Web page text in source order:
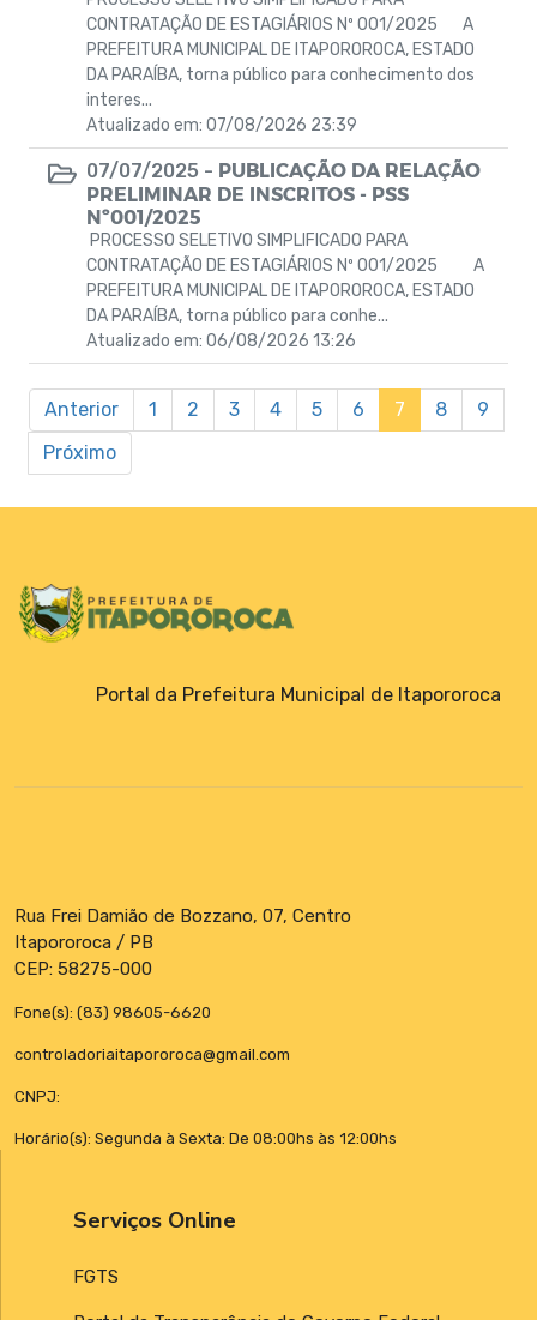
CONTRATAÇÃO DE ESTAGIÁRIOS Nº 001/2025 A
PREFEITURA MUNICIPAL DE ITAPOROROCA, ESTADO
DA PARAÍBA, torna público para conhecimento dos
interes...
Atualizado em: 07/08/2026 23:39
07/07/2025 - PUBLICAÇÃO DA RELAÇÃO
PRELIMINAR DE INSCRITOS - PSS
Nº001/2025
PROCESSO SELETIVO SIMPLIFICADO PARA
CONTRATAÇÃO DE ESTAGIÁRIOS Nº 001/2025 A
PREFEITURA MUNICIPAL DE ITAPOROROCA, ESTADO
DA PARAÍBA, torna público para conhe...
Atualizado em: 06/08/2026 13:26
Anterior 1 2 3 4 5 6 7 8
9
Próximo
Portal da Prefeitura Municipal de Itapororoca
Rua Frei Damião de Bozzano, 07, Centro
Itapororoca / PB
CEP: 58275-000
Fone(s): (83) 98605-6620
controladoriaitapororoca@gmail.com
CNPJ:
Horário(s): Segunda à Sexta: De 08:00hs às 12:00hs
Serviços Online
FGTS